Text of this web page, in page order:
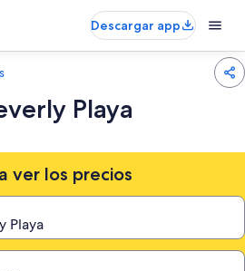
Descargar app
Playa
ver los precios